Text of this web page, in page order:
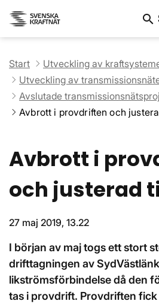
search
Start
Utveckling av
Utveckling av
Avslutade
Avbrott i provdriften och
Avbrott i
och justerad
27 maj 2019, 13.22
I början av maj togs ett stort
drifttagningen av
likströmsförbindelse då den
tas i provdrift. Provdriften